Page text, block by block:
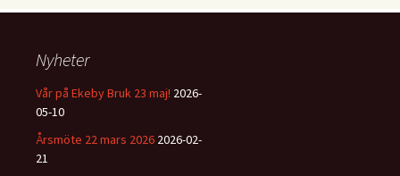
Nyheter
Vår på Ekeby Bruk 23 maj! 2026-
05-10
Årsmöte 22 mars 2026 2026-02-
21